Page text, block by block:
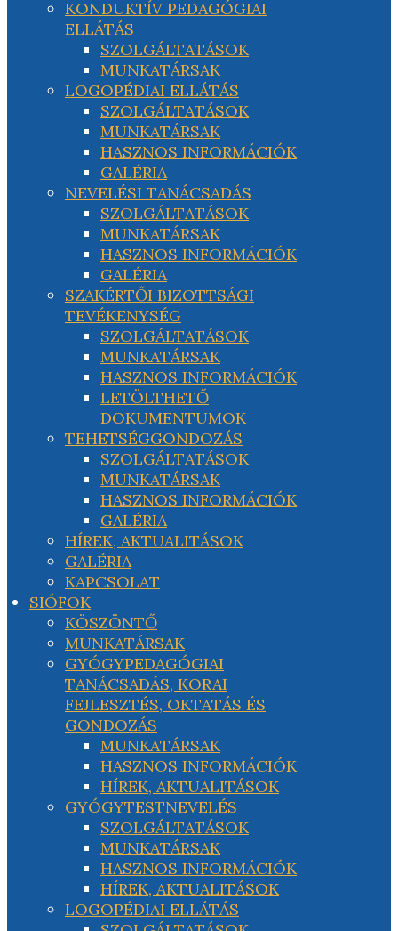
KONDUKTÍV PEDAGÓGIAI
ELLÁTÁS
SZOLGÁLTATÁSOK
MUNKATÁRSAK
LOGOPÉDIAI ELLÁTÁS
SZOLGÁLTATÁSOK
MUNKATÁRSAK
HASZNOS INFORMÁCIÓK
GALÉRIA
NEVELÉSI TANÁCSADÁS
SZOLGÁLTATÁSOK
MUNKATÁRSAK
HASZNOS INFORMÁCIÓK
GALÉRIA
SZAKÉRTŐI BIZOTTSÁGI
TEVÉKENYSÉG
SZOLGÁLTATÁSOK
MUNKATÁRSAK
HASZNOS INFORMÁCIÓK
LETÖLTHETŐ
DOKUMENTUMOK
TEHETSÉGGONDOZÁS
SZOLGÁLTATÁSOK
MUNKATÁRSAK
HASZNOS INFORMÁCIÓK
GALÉRIA
HÍREK, AKTUALITÁSOK
GALÉRIA
KAPCSOLAT
SIÓFOK
KÖSZÖNTŐ
MUNKATÁRSAK
GYÓGYPEDAGÓGIAI
TANÁCSADÁS, KORAI
FEJLESZTÉS, OKTATÁS ÉS
GONDOZÁS
MUNKATÁRSAK
HASZNOS INFORMÁCIÓK
HÍREK, AKTUALITÁSOK
GYÓGYTESTNEVELÉS
SZOLGÁLTATÁSOK
MUNKATÁRSAK
HASZNOS INFORMÁCIÓK
HÍREK, AKTUALITÁSOK
LOGOPÉDIAI ELLÁTÁS